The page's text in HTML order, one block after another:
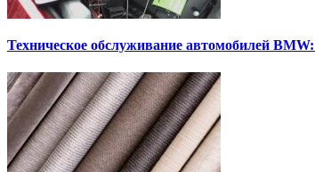
Техническое обслуживание автомобилей